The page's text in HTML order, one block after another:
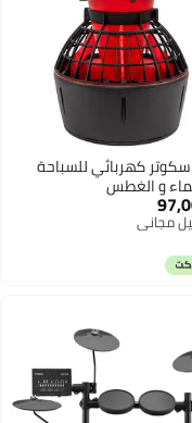
سكوتر كهربائي للسباحة
و الغطس
مجاني
مجاني